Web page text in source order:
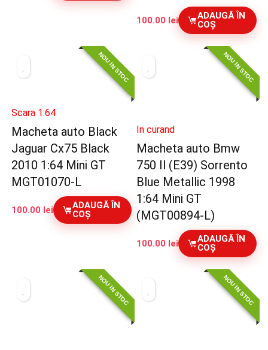
100.00 lei
ADAUGĂ ÎN
COȘ
NOU IN STOC
Scara 1:64
Macheta auto Black
Jaguar Cx75 Black
2010 1:64 Mini GT
MGT01070-L
100.00 lei
ADAUGĂ ÎN
COȘ
NOU IN STOC
In curand
Macheta auto Bmw
750 Il (E39) Sorrento
Blue Metallic 1998
1:64 Mini GT
(MGT00894-L)
100.00 lei
ADAUGĂ ÎN
COȘ
NOU IN STOC NOU IN STOC